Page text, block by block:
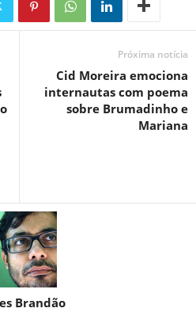
Próxima notícia
Cid Moreira emociona
internautas com poema
sobre Brumadinho e
Mariana
Brandão